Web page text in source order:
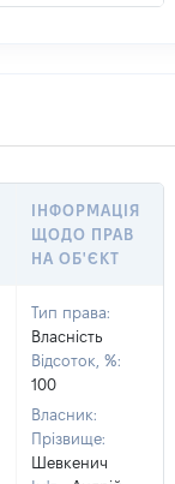
ІНФОРМАЦІЯ
ЩОДО ПРАВ
НА ОБ'ЄКТ
Тип права:
Власність
Відсоток, %:
100
Власник:
Прізвище:
Шевкенич